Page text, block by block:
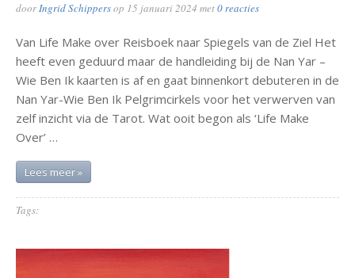
doorIngrid Schippersop 15 januari 2024 met0 reacties
Van Life Make over Reisboek naar Spiegels van de Ziel Het
heeft even geduurd maar de handleiding bij de Nan Yar –
Wie Ben Ik kaarten is af en gaat binnenkort debuteren in de
Nan Yar-Wie Ben Ik Pelgrimcirkels voor het verwerven van
zelf inzicht via de Tarot. Wat ooit begon als ‘Life Make
Over’ …
Lees meer »
Tags: